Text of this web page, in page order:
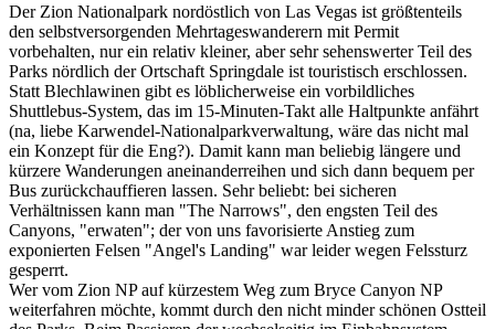
Der Zion Nationalpark nordöstlich von Las Vegas ist größtenteils
den selbstversorgenden Mehrtageswanderern mit Permit
vorbehalten, nur ein relativ kleiner, aber sehr sehenswerter Teil des
Parks nördlich der Ortschaft Springdale ist touristisch erschlossen.
Statt Blechlawinen gibt es löblicherweise ein vorbildliches
Shuttlebus-System, das im 15-Minuten-Takt alle Haltpunkte anfährt
(na, liebe Karwendel-Nationalparkverwaltung, wäre das nicht mal
ein Konzept für die Eng?). Damit kann man beliebig längere und
kürzere Wanderungen aneinanderreihen und sich dann bequem per
Bus zurückchauffieren lassen. Sehr beliebt: bei sicheren
Verhältnissen kann man "The Narrows", den engsten Teil des
Canyons, "erwaten"; der von uns favorisierte Anstieg zum
exponierten Felsen "Angel's Landing" war leider wegen Felssturz
gesperrt.
Wer vom Zion NP auf kürzestem Weg zum Bryce Canyon NP
weiterfahren möchte, kommt durch den nicht minder schönen Ostteil